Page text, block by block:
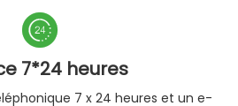

7*24 heures
7 x 24 heures et un e-